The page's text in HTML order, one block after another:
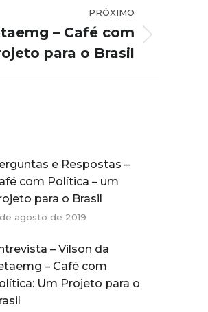
PRÓXIMO
– Café com
para o Brasil
e Respostas –
com Política – um
para o Brasil
agosto de 2019
– Vilson da
– Café com
Um Projeto para o